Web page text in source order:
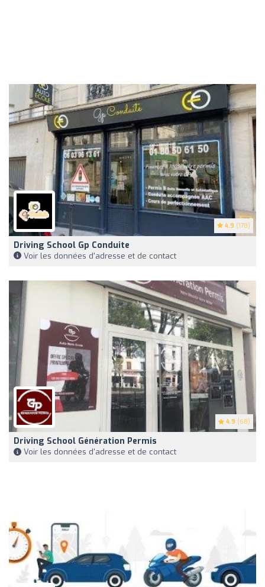
4.9 (178)
Driving School Gp Conduite
Voir les données d'adresse et de contact
4.9 (68)
Driving School Génération Permis
Voir les données d'adresse et de contact